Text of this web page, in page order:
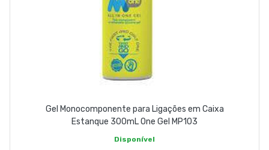
Gel Monocomponente para Ligações em Caixa
Estanque 300mL One Gel MP103
Disponível